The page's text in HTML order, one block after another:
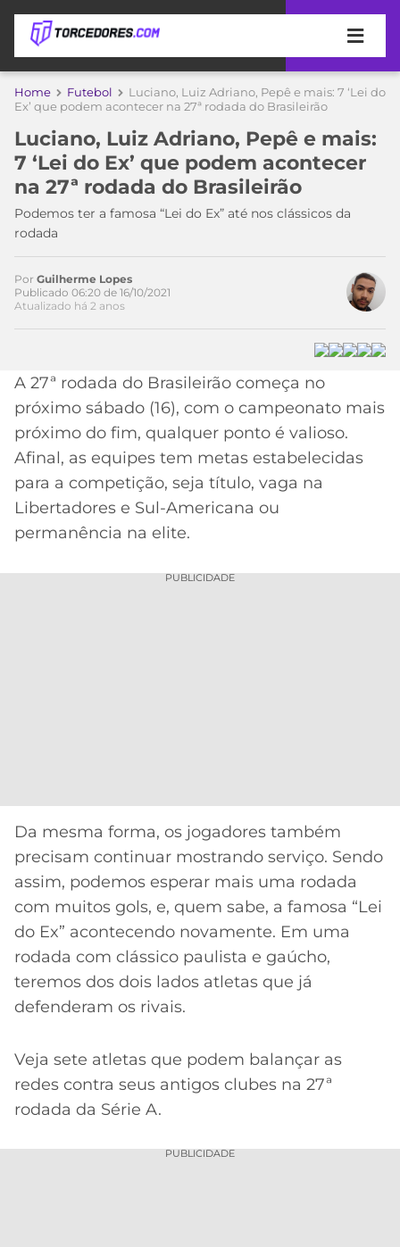
APOSTAS
DE
APOSTA
MELHORES
DE
APOSTAS
2026
BETBOOM
CÓDIGO
INDICAÇÃO
BET365
CÓDIGO
CASSINOS
ONLINE
2026
COPA
DO
MUNDO
TIMES
MEU
TIME
PALMEIRAS
CORINTHIANS
SÃO
PAULO
GRÊMIO
ATLÉTICO
MG
CRUZEIRO
CAMPEONATOS
SÉRIE
LIBERTADORES
COPA
DO
BRASIL
LALIGA
ESPORTIVA
MERCADO
DA
BOLA
PALPITES
Home Futebol
Luciano, Luiz Adriano, Pepê e mais: 7 ‘Lei do
Ex’ que podem acontecer na 27ª rodada do Brasileirão
Luciano, Luiz Adriano, Pepê e mais:
7 ‘Lei do Ex’ que podem acontecer
na 27ª rodada do Brasileirão
Podemos ter a famosa “Lei do Ex” até nos clássicos da
rodada
Acesse o perfil do autor
no Twitter
Por Guilherme Lopes
Publicado 06:20 de 16/10/2021
Atualizado há 2 anos
A 27ª rodada do Brasileirão começa no
próximo sábado (16), com o campeonato mais
próximo do fim, qualquer ponto é valioso.
Afinal, as equipes tem metas estabelecidas
para a competição, seja título, vaga na
Libertadores e Sul-Americana ou
permanência na elite.
PUBLICIDADE
Da mesma forma, os jogadores também
precisam continuar mostrando serviço. Sendo
assim, podemos esperar mais uma rodada
com muitos gols, e, quem sabe, a famosa “Lei
do Ex” acontecendo novamente. Em uma
rodada com clássico paulista e gaúcho,
teremos dos dois lados atletas que já
defenderam os rivais.
Veja sete atletas que podem balançar as
redes contra seus antigos clubes na 27ª
rodada da Série A.
PUBLICIDADE